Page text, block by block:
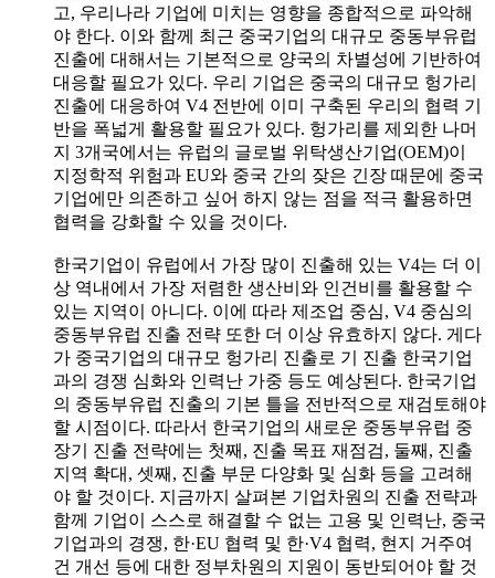
고, 우리나라 기업에 미치는 영향을 종합적으로 파악해
야 한다. 이와 함께 최근 중국기업의 대규모 중동부유럽
진출에 대해서는 기본적으로 양국의 차별성에 기반하여
대응할 필요가 있다. 우리 기업은 중국의 대규모 헝가리
진출에 대응하여 V4 전반에 이미 구축된 우리의 협력 기
반을 폭넓게 활용할 필요가 있다. 헝가리를 제외한 나머
지 3개국에서는 유럽의 글로벌 위탁생산기업(OEM)이
지정학적 위험과 EU와 중국 간의 잦은 긴장 때문에 중국
기업에만 의존하고 싶어 하지 않는 점을 적극 활용하면
협력을 강화할 수 있을 것이다.
한국기업이 유럽에서 가장 많이 진출해 있는 V4는 더 이
상 역내에서 가장 저렴한 생산비와 인건비를 활용할 수
있는 지역이 아니다. 이에 따라 제조업 중심, V4 중심의
중동부유럽 진출 전략 또한 더 이상 유효하지 않다. 게다
가 중국기업의 대규모 헝가리 진출로 기 진출 한국기업
과의 경쟁 심화와 인력난 가중 등도 예상된다. 한국기업
의 중동부유럽 진출의 기본 틀을 전반적으로 재검토해야
할 시점이다. 따라서 한국기업의 새로운 중동부유럽 중
장기 진출 전략에는 첫째, 진출 목표 재점검, 둘째, 진출
지역 확대, 셋째, 진출 부문 다양화 및 심화 등을 고려해
야 할 것이다. 지금까지 살펴본 기업차원의 진출 전략과
함께 기업이 스스로 해결할 수 없는 고용 및 인력난, 중국
기업과의 경쟁, 한·EU 협력 및 한·V4 협력, 현지 거주여
건 개선 등에 대한 정부차원의 지원이 동반되어야 할 것